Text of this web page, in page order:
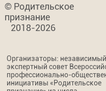
© Родительское
признание
2018-2026
Организаторы: независимый
экспертный совет
профессионально-
инициативы «Родительское